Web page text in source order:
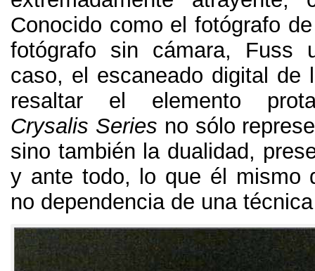
Conocido como el fotógrafo
fotógrafo sin cámara, Fuss
caso, el escaneado digital de
resaltar el elemento
Crysalis Series no sólo
sino también la dualidad,
y ante todo,
lo que él mismo
no dependencia de una